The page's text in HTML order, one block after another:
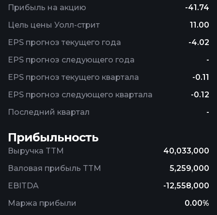
Прибыль на акцию
-41.74
Цель цены Уолл-стрит
11.00
EPS прогноз текущего года
-4.02
EPS прогноз следующего года
-
EPS прогноз текущего квартала
-0.11
EPS прогноз следующего квартала
-0.12
Последний квартал
-
Прибыльность
Выручка TTM
40,033,000
Валовая прибыль TTM
5,259,000
EBITDA
-12,558,000
Маржа прибыли
0.00%